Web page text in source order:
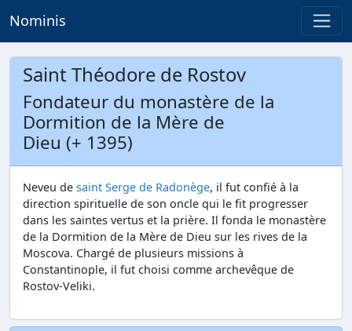
Nominis
Saint Théodore de Rostov
Fondateur du monastère de la
Dormition de la Mère de
Dieu (+ 1395)
Neveu de saint Serge de Radonège, il fut confié à la
direction spirituelle de son oncle qui le fit progresser
dans les saintes vertus et la prière. Il fonda le monastère
de la Dormition de la Mère de Dieu sur les rives de la
Moscova. Chargé de plusieurs missions à
Constantinople, il fut choisi comme archevêque de
Rostov-Veliki.